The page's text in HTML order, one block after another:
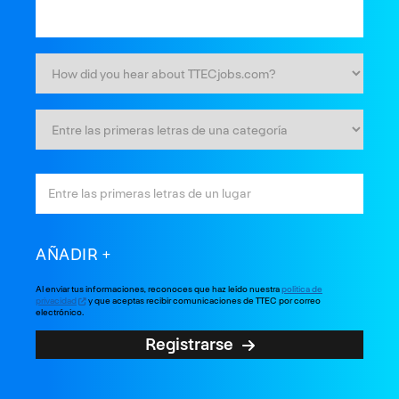
AÑADIR
Al enviar tus informaciones, reconoces que haz leído nuestrapolítica de
privacidad
y que aceptas recibir comunicaciones de TTEC por correo
electrónico.
Registrarse